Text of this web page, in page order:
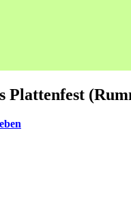
Plattenfest